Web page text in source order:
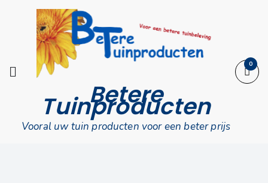
Betere
Tuinproducten
Vooral uw tuin producten voor een beter prijs
0